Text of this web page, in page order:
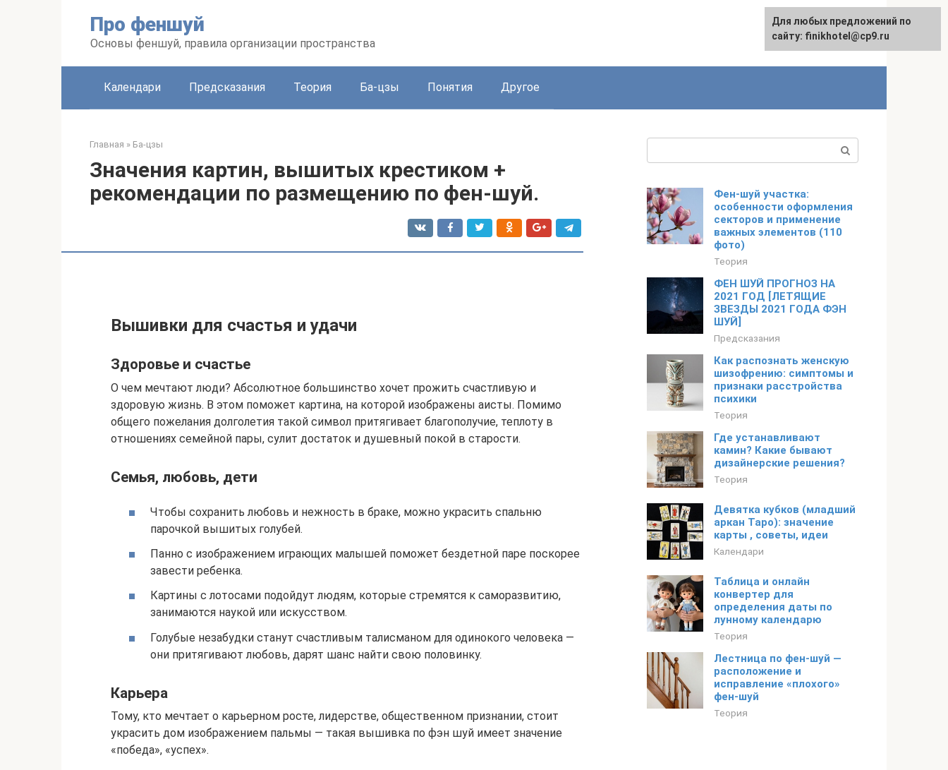
Про феншуй
Основы феншуй, правила организации пространства
English
Календари Предсказания Теория Ба-цзы Понятия Другое
Главная » Ба-цзы
Значения картин, вышитых крестиком +
рекомендации по размещению по фен-шуй.
Вышивки для счастья и удачи
Здоровье и счастье
О чем мечтают люди? Абсолютное большинство хочет прожить счастливую и
здоровую жизнь. В этом поможет картина, на которой изображены аисты. Помимо
общего пожелания долголетия такой символ притягивает благополучие, теплоту в
отношениях семейной пары, сулит достаток и душевный покой в старости.
Семья, любовь, дети
Чтобы сохранить любовь и нежность в браке, можно украсить спальню
парочкой вышитых голубей.
Панно с изображением играющих малышей поможет бездетной паре поскорее
завести ребенка.
Картины с лотосами подойдут людям, которые стремятся к саморазвитию,
занимаются наукой или искусством.
Голубые незабудки станут счастливым талисманом для одинокого человека —
они притягивают любовь, дарят шанс найти свою половинку.
Карьера
Тому, кто мечтает о карьерном росте, лидерстве, общественном признании, стоит
украсить дом изображением пальмы — такая вышивка по фэн шуй имеет значение
«победа», «успех».
Фен-шуй участка:
особенности оформления
секторов и применение
важных элементов (110
фото)
Теория
ФЕН ШУЙ ПРОГНОЗ НА
2021 ГОД [ЛЕТЯЩИЕ
ЗВЕЗДЫ 2021 ГОДА ФЭН
ШУЙ]
Предсказания
Как распознать женскую
шизофрению: симптомы и
признаки расстройства
психики
Теория
Где устанавливают
камин? Какие бывают
дизайнерские решения?
Теория
Девятка кубков (младший
аркан Таро): значение
карты , советы, идеи
Календари
Таблица и онлайн
конвертер для
определения даты по
лунному календарю
Теория
Лестница по фен-шуй —
расположение и
исправление «плохого»
фен-шуй
Теория
Для любых предложений по
сайту: finikhotel@cp9.ru